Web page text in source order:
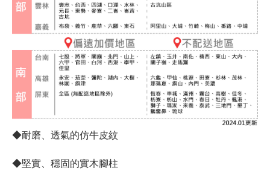
◆耐磨、透氣的仿牛皮紋
◆堅實、穩固的實木腳柱